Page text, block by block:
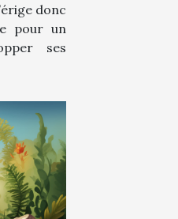
donc
pour un
ses